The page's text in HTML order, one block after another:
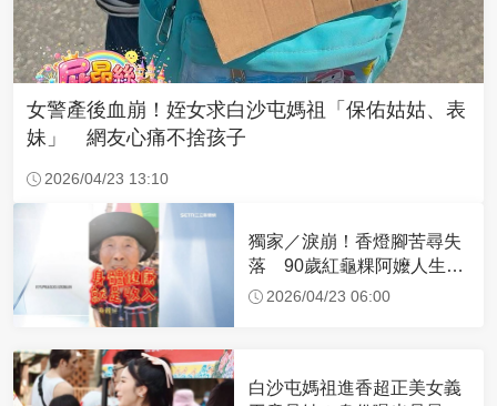
女警產後血崩！姪女求白沙屯媽祖「保佑姑姑、表
妹」 網友心痛不捨孩子
2026/04/23 13:10
獨家／淚崩！香燈腳苦尋失
落 90歲紅龜粿阿嬤人生謝
幕2026/04/23 06:00
白沙屯媽祖進香超正美女義